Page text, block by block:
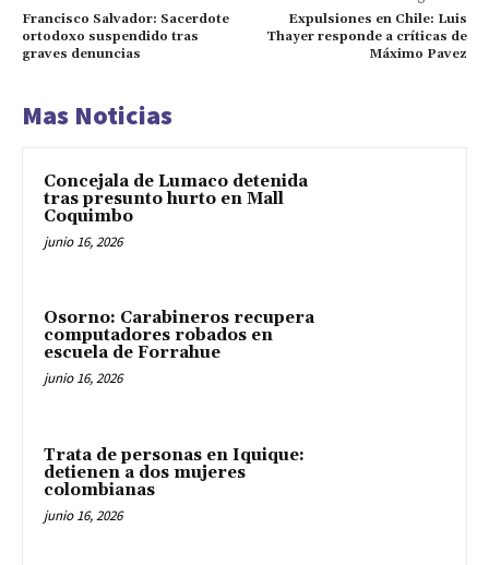
Francisco Salvador: Sacerdote
ortodoxo suspendido tras
graves denuncias
Expulsiones en Chile: Luis
Thayer responde a críticas de
Máximo Pavez
Mas Noticias
Concejala de Lumaco detenida
tras presunto hurto en Mall
Coquimbo
junio 16, 2026
Osorno: Carabineros recupera
computadores robados en
escuela de Forrahue
junio 16, 2026
Trata de personas en Iquique:
detienen a dos mujeres
colombianas
junio 16, 2026